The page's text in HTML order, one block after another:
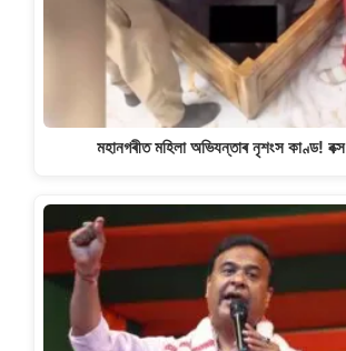
মহানগৰীত মহিলা অভিযন্তাৰ নৃশংস কাণ্ড!